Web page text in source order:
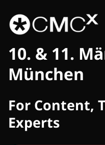
CMCX
10. & 11.
München
For Content,
Experts